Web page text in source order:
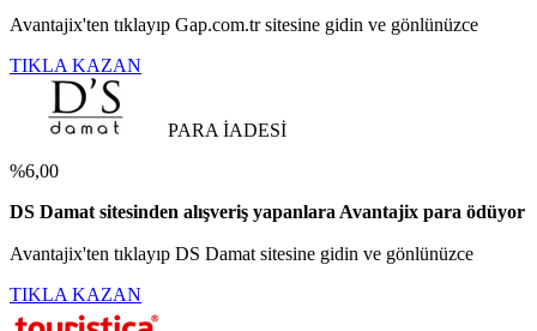
Avantajix'ten tıklayıp Gap.com.tr sitesine gidin ve gönlünüzce
TIKLA KAZAN
PARA İADESİ
%6,00
DS Damat sitesinden alışveriş yapanlara Avantajix para ödüyor
Avantajix'ten tıklayıp DS Damat sitesine gidin ve gönlünüzce
TIKLA KAZAN